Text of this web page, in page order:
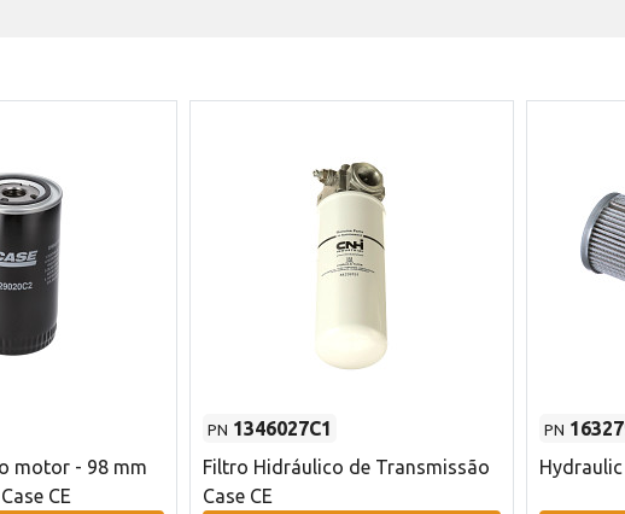
motor - 98 mm
CE
PN 1346027C1
Filtro Hidráulico de Transmissão
Case CE
PN
Hydraulic